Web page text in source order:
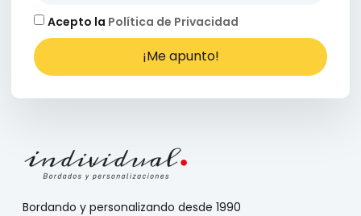
Acepto la Política de Privacidad
¡Me apunto!
Bordando y personalizando desde 1990